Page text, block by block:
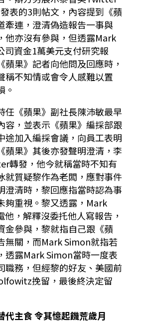
表的3則帖文，內容提到《蘋
牽連，澄清偽造報告一事與
他亦沒有參與，但透露Mark
司資金1萬美元支付研究報
蘋果》記者向他問及回應時，
稱不知情或會令人感難以置
。
任《蘋果》副社長陳沛敏最早
容，並表示《蘋果》編採部跟
途加入編採會議，向員工表明
蘋果》其後亦發聲明澄清，李
轉發，他今就稱當時不知有
就質疑黎作為老闆，應對事件
澄清時，黎回應指當時認為事
夠重視。黎又透露，Mark
，解釋沒委托他人寫報告，
金參與，黎就指自己跟《蘋
無關，而Mark Simon就指若
透露Mark Simon當時一度表
職務，但經黎的好友、美國前
挽留，最後終決定留
代主食 令其憶起饑荒歲月